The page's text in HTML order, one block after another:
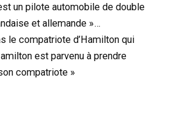
un pilote automobile de double
et allemande »…
le compatriote d’Hamilton qui
est parvenu à prendre
compatriote »